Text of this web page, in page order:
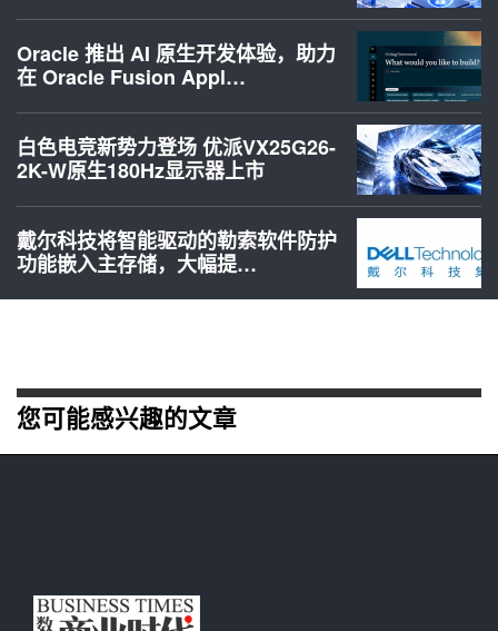
Oracle 推出 AI 原生开发体验，助力
在 Oracle Fusion Appl…
白色电竞新势力登场 优派VX25G26-
2K-W原生180Hz显示器上市
戴尔科技将智能驱动的勒索软件防护
功能嵌入主存储，大幅提…
您可能感兴趣的文章